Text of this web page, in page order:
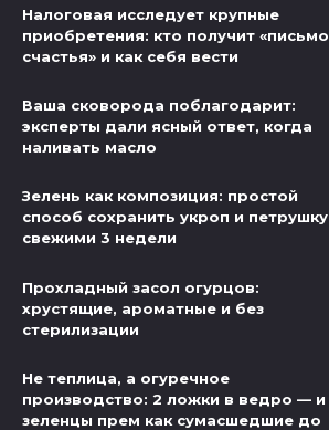
Налоговая исследует крупные
приобретения: кто получит «письмо
счастья» и как себя вести
Ваша сковорода поблагодарит:
эксперты дали ясный ответ, когда
наливать масло
Зелень как композиция: простой
способ сохранить укроп и петрушку
свежими 3 недели
Прохладный засол огурцов:
хрустящие, ароматные и без
стерилизации
Не теплица, а огуречное
производство: 2 ложки в ведро — и
зеленцы прем как сумасшедшие до